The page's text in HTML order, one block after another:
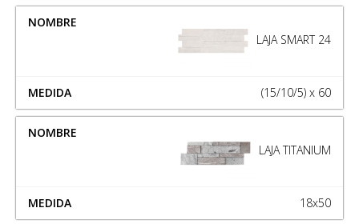
LAJA SMART 24
(15/10/5) x 60
LAJA TITANIUM
18x50